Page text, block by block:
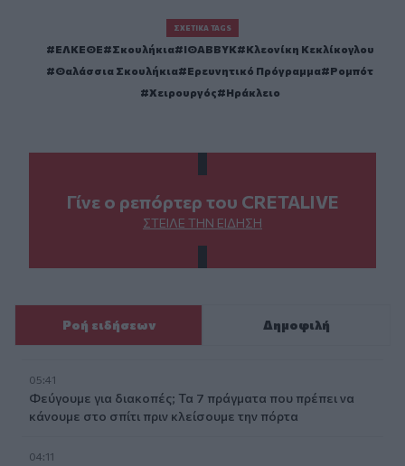
ΣΧΕΤΙΚΆ TAGS
ΕΛΚΕΘΕ Σκουλήκια ΙΘΑΒΒΥΚ
Κλεονίκη Κεκλίκογλου
Θαλάσσια Σκουλήκια
Ερευνητικό Πρόγραμμα
Ρομπότ
Χειρουργός
Ηράκλειο
Γίνε ο ρεπόρτερ του CRETALIVE
ΣΤΕΊΛΕ ΤΗΝ ΕΊΔΗΣΗ
Ροή ειδήσεων Δημοφιλή
05:41
Φεύγουμε για διακοπές; Τα 7 πράγματα που πρέπει να
κάνουμε στο σπίτι πριν κλείσουμε την πόρτα
04:11